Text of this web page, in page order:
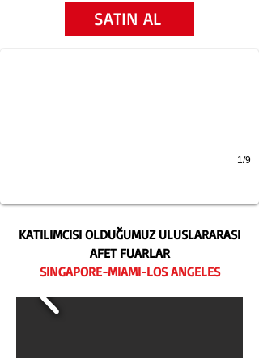
SATIN AL
Tescilli Afet ve Acil Durum,Deprem
Tescilli Afet ve Acil Durum,Deprem
1/9
KATILIMCISI OLDUĞUMUZ ULUSLARARASI
AFET FUARLAR
SINGAPORE-MIAMI-LOS ANGELES